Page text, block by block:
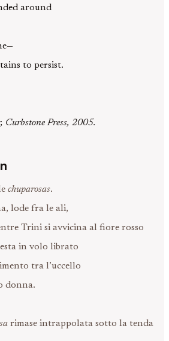
around
to persist.
Press, 2005.
chuparosas.
lode fra le ali,
Trini si avvicina al fiore rosso
in volo librato
tra l’uccello
donna.
rimase intrappolata sotto la tenda